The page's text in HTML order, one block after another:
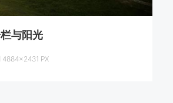
与阳光
4884×2431 PX